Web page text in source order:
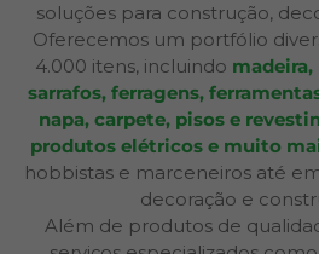
soluções para construção,
Oferecemos um portfólio
4.000 itens, incluindo madeira,
sarrafos, ferragens,
napa, carpete, pisos e
produtos elétricos e muito
hobbistas e marceneiros até
decoração e
Além de produtos de